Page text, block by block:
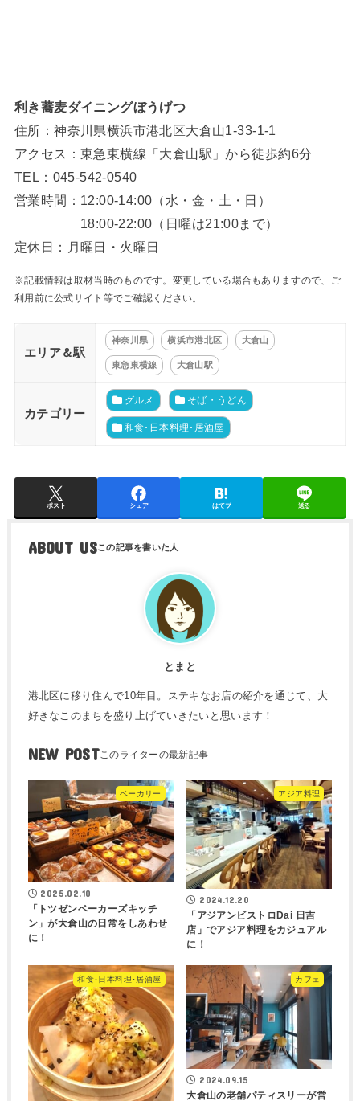
利き蕎麦ダイニングぼうげつ
住所：神奈川県横浜市港北区大倉山1-33-1-1
アクセス：東急東横線「大倉山駅」から徒歩約6分
TEL：045-542-0540
営業時間：12:00-14:00（水・金・土・日）
18:00-22:00（日曜は21:00まで）
定休日：月曜日・火曜日
※記載情報は取材当時のものです。変更している場合もありますので、ご
利用前に公式サイト等でご確認ください。
エリア＆駅
神奈川県 横浜市港北区 大倉山
東急東横線 大倉山駅
カテゴリー
グルメ そば・うどん
和食･日本料理･居酒屋
ポスト シェア はてブ 送る
ABOUT US
とまと
港北区に移り住んで10年目。ステキなお店の紹介を通じて、大
好きなこのまちを盛り上げていきたいと思います！
NEW POST
ベーカリー
2025.02.10
「トツゼンベーカーズキッチ
ン」が大倉山の日常をしあわせ
に！
アジア料理
2024.12.20
「アジアンビストロDai 日吉
店」でアジア料理をカジュアル
に！
和食･日本料理･居酒屋 カフェ
2024.09.15
大倉山の老舗パティスリーが営